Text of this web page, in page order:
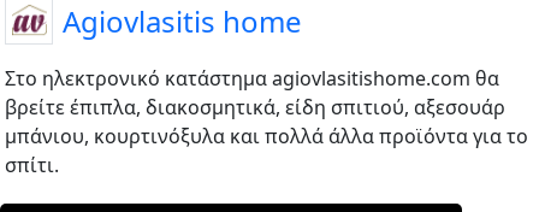
Agiovlasitis home
Στο ηλεκτρονικό κατάστημα agiovlasitishome.com θα
βρείτε έπιπλα, διακοσμητικά, είδη σπιτιού, αξεσουάρ
μπάνιου, κουρτινόξυλα και πολλά άλλα προϊόντα για το
σπίτι.